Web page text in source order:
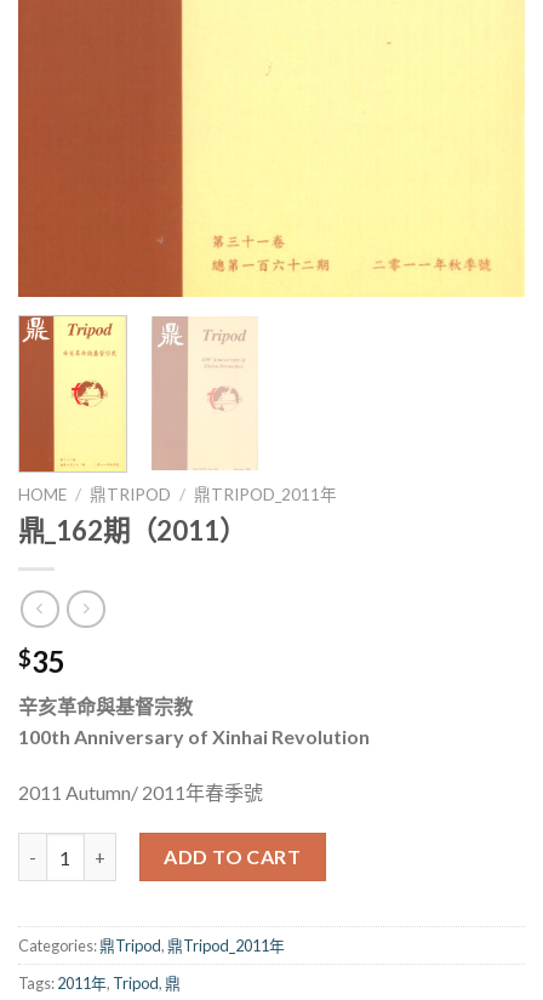
HOME / 鼎TRIPOD / 鼎TRIPOD_2011年
鼎_162期（2011）
$35
辛亥革命與基督宗教
100th Anniversary of Xinhai Revolution
2011 Autumn/ 2011年春季號
ADD TO CART
Categories:鼎Tripod,鼎Tripod_2011年
Tags:2011年, Tripod,鼎